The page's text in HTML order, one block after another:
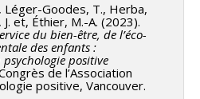
Léger-Goodes, T., Herba,
et, Éthier, M.-A. (2023).
du bien-être, de l’éco-
des enfants :
psychologie positive
de l’Association
positive, Vancouver.